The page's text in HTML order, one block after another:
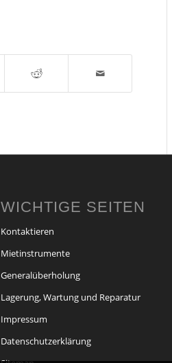
WICHTIGE SEITEN
Kontaktieren
Mietinstrumente
Generalüberholung
Lagerung, Wartung und Reparatur
Impressum
Datenschutzerklärung